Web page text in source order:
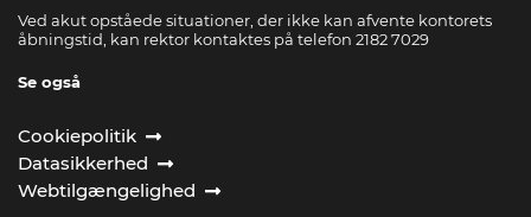
Ved akut opståede situationer, der ikke kan afvente kontorets
åbningstid, kan rektor kontaktes på telefon 2182 7029
Se også
Cookiepolitik
Datasikkerhed
Webtilgængelighed